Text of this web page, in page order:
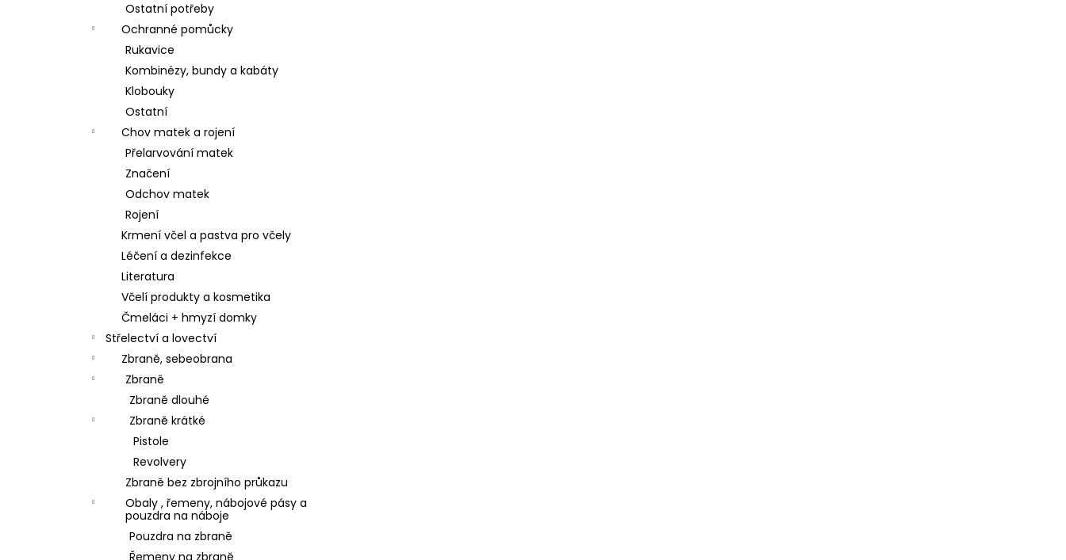
Ostatní potřeby
Ochranné pomůcky
Rukavice
Kombinézy, bundy a kabáty
Klobouky
Ostatní
Chov matek a rojení
Přelarvování matek
Značení
Odchov matek
Rojení
Krmení včel a pastva pro včely
Léčení a dezinfekce
Literatura
Včelí produkty a kosmetika
Čmeláci + hmyzí domky
Střelectví a lovectví
Zbraně, sebeobrana
Zbraně
Zbraně dlouhé
Zbraně krátké
Pistole
Revolvery
Zbraně bez zbrojního průkazu
Obaly , řemeny, nábojové pásy a
pouzdra na náboje
Pouzdra na zbraně
Řemeny na zbraně